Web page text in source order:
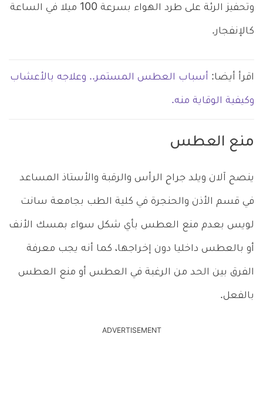
وتحفيز الرئة على طرد الهواء بسرعة 100 ميلا في الساعة
كالإنفجار.
اقرأ أيضا: أسباب العطس المستمر.. وعلاجه بالأعشاب
وكيفية الوقاية منه.
منع العطس
ينصح آلان ويلد جراح الرأس والرقبة والأستاذ المساعد
في قسم الأذن والحنجرة في كلية الطب بجامعة سانت
لويس بعدم منع العطس بأي شكل سواء بمسك الأنف
أو بالعطس داخليا دون إخراجها، كما أنه يجب معرفة
الفرق بين الحد من الرغبة في العطس أو منع العطس
بالفعل.
ADVERTISEMENT